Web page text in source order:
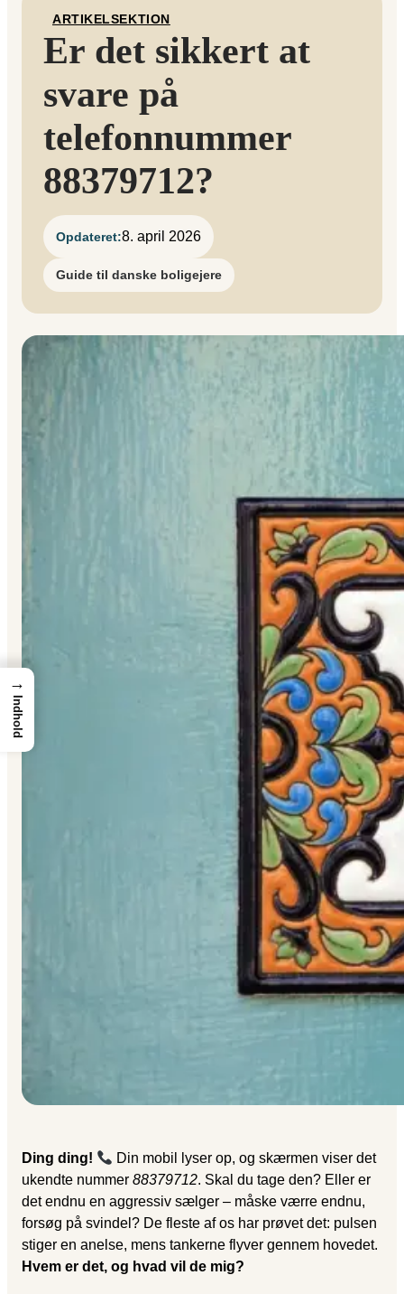
ARTIKELSEKTION
Er det sikkert at
svare på
telefonnummer
88379712?
Opdateret:8. april 2026
Guide til danske boligejere
Ding ding!
Din mobil lyser op, og skærmen viser det
ukendte nummer 88379712. Skal du tage den? Eller er
det endnu en aggressiv sælger – måske værre endnu,
forsøg på svindel? De fleste af os har prøvet det: pulsen
stiger en anelse, mens tankerne flyver gennem hovedet.
Hvem er det, og hvad vil de mig?
→
Indhold